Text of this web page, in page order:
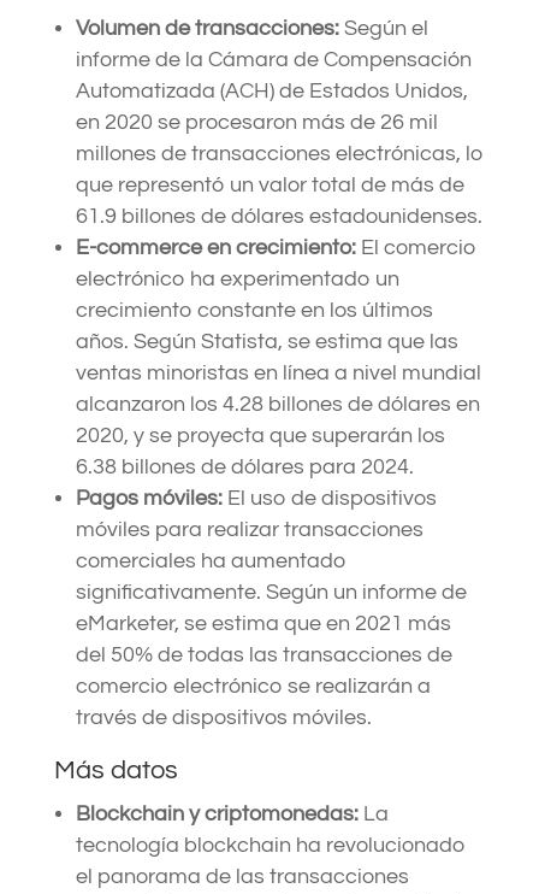
Volumen de transacciones:Según el
informe de la Cámara de Compensación
Automatizada (ACH) de Estados Unidos,
en 2020 se procesaron más de 26 mil
millones de transacciones electrónicas, lo
que representó un valor total de más de
61.9 billones de dólares estadounidenses.
E-commerce en crecimiento:El comercio
electrónico ha experimentado un
crecimiento constante en los últimos
años. Según Statista, se estima que las
ventas minoristas en línea a nivel mundial
alcanzaron los 4.28 billones de dólares en
2020, y se proyecta que superarán los
6.38 billones de dólares para 2024.
Pagos móviles:El uso de dispositivos
móviles para realizar transacciones
comerciales ha aumentado
significativamente. Según un informe de
eMarketer, se estima que en 2021 más
del 50% de todas las transacciones de
comercio electrónico se realizarán a
través de dispositivos móviles.
Más datos
Blockchain y criptomonedas:La
tecnología blockchain ha revolucionado
el panorama de las transacciones